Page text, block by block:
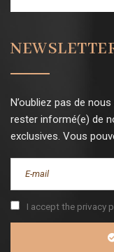
N’oubliez pas de
rester informé(e) de
exclusives. Vous
I accept the privacy